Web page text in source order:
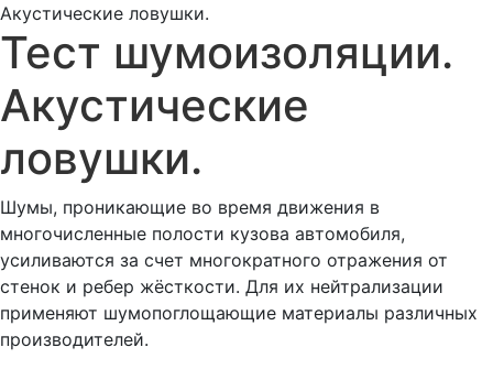
Акустические ловушки.
Тест шумоизоляции.
Акустические
ловушки.
Шумы, проникающие во время движения в
многочисленные полости кузова автомобиля,
усиливаются за счет многократного отражения от
стенок и ребер жёсткости. Для их нейтрализации
применяют шумопоглощающие материалы различных
производителей.